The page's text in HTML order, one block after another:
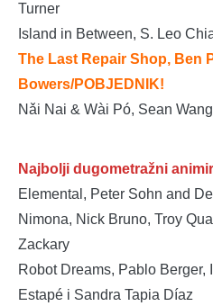
Turner
Island in Between, S. Leo
The Last Repair Shop, Ben
Bowers/POBJEDNIK!
Nǎi Nai & Wài Pó, Sean
Najbolji dugometražni
Elemental, Peter Sohn and
Nimona, Nick Bruno, Troy
Zackary
Robot Dreams, Pablo Berger,
Estapé i Sandra Tapia Díaz